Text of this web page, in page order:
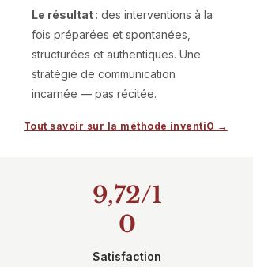
Le résultat : des interventions à la
fois préparées et spontanées,
structurées et authentiques. Une
stratégie de communication
incarnée — pas récitée.
Tout savoir sur la méthode inventiO →
9,72/1
0
Satisfaction